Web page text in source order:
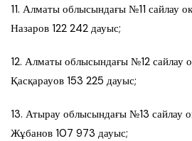
11. Алматы облысындағы №11 сайлау
Назаров 122 242 дауыс;
12. Алматы облысындағы №12 сайлау
Қасқарауов 153 225 дауыс;
13. Атырау облысындағы №13 сайлау
Жұбанов 107 973 дауыс;